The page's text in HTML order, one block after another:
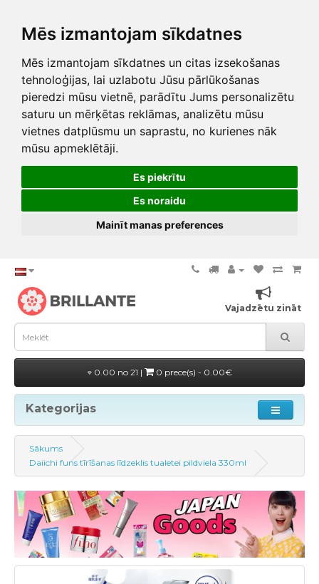
Mēs izmantojam sīkdatnes
Mēs izmantojam sīkdatnes un citas izsekošanas
tehnoloģijas, lai uzlabotu Jūsu pārlūkošanas
pieredzi mūsu vietnē, parādītu Jums personalizētu
saturu un mērķētas reklāmas, analizētu mūsu
vietnes datplūsmu un saprastu, no kurienes nāk
mūsu apmeklētāji.
Es piekrītu
Es noraidu
Mainīt manas preferences
Vajadzētu zināt
0.00 no 21 | 0 prece(s) - 0.00€
Kategorijas
Sākums
Daiichi funs tīrīšanas līdzeklis tualetei pildviela 330ml